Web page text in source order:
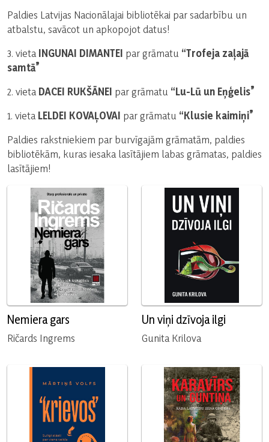
Paldies Latvijas Nacionālajai bibliotēkai par sadarbību un
atbalstu, savācot un apkopojot datus!
3. vieta INGUNAI DIMANTEI par grāmatu “Trofeja zaļajā
samtā”
2. vieta DACEI RUKŠĀNEI par grāmatu “Lu-Lū un Eņģelis”
1. vieta LELDEI KOVAĻOVAI par grāmatu “Klusie kaimiņi”
Paldies rakstniekiem par burvīgajām grāmatām, paldies
bibliotēkām, kuras iesaka lasītājiem labas grāmatas, paldies
lasītājiem!
Nemiera gars
Ričards Ingrems
Un viņi dzīvoja ilgi
Gunita Krilova